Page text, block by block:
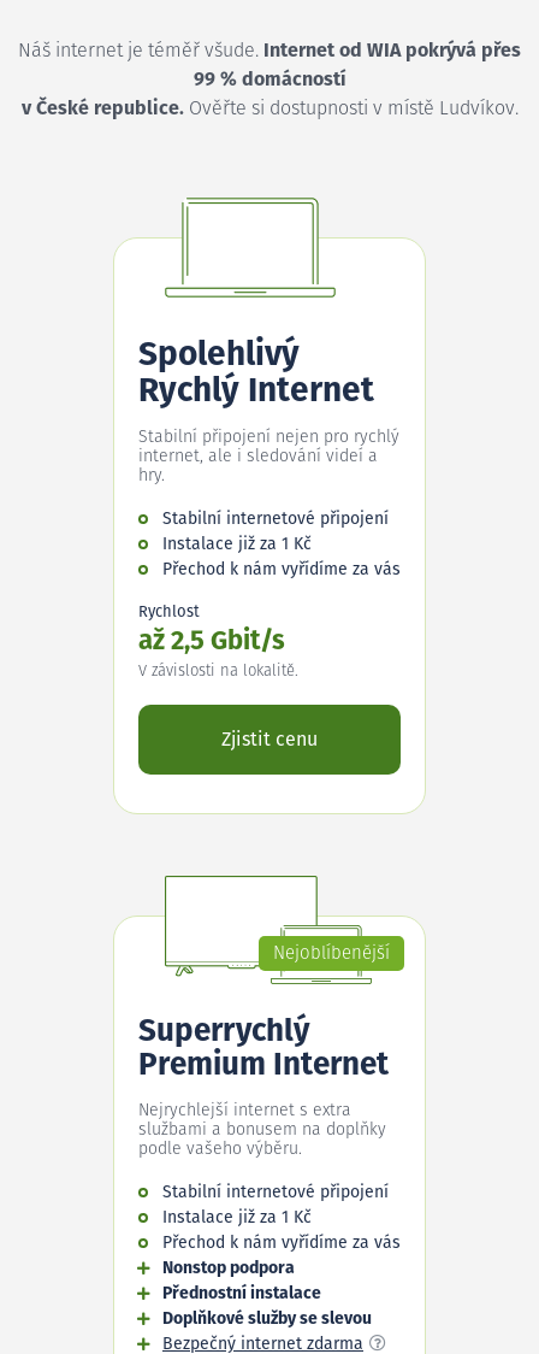
Náš internet je téměř všude. Internet od WIA pokrývá přes
99 % domácností
v České republice.Ověřte si dostupnosti v místě Ludvíkov.
Spolehlivý
Rychlý Internet
Stabilní připojení nejen pro rychlý
internet, ale i sledování videí a
hry.
Stabilní internetové připojení
Instalace již za 1 Kč
Přechod k nám vyřídíme za vás
Rychlost
až 2,5 Gbit/s
V závislosti na lokalitě.
Zjistit cenu
Nejoblíbenější
Superrychlý
Premium Internet
Nejrychlejší internet s extra
službami a bonusem na doplňky
podle vašeho výběru.
Stabilní internetové připojení
Instalace již za 1 Kč
Přechod k nám vyřídíme za vás
Nonstop podpora
Přednostní instalace
Doplňkové služby se slevou
Bezpečný internet zdarma